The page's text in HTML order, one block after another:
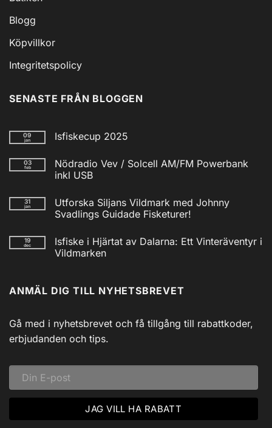
Blogg
Köpvillkor
Integritetspolicy
SENASTE FRÅN BLOGGEN
09
jan Isfiskecup 2025
till
Isfiskecup
2025
03
feb
Nödradio Vev / Solcell AM/FM Powerbank
inkl USB
till
Nödradio
Vev
AM/FM
Powerbank
inkl
31
jan
Utforska Siljans Vildmark med Johnny
Svadlings Guidade Fisketurer!
till
Utforska
Siljans
Svadlings
Guidade
19
dec
Isfiske i Hjärtat av Dalarna: Ett Vinteräventyr i
Vildmarken
Isfiske
i
Dalarna:
Ett
Vinteräventyr
i
ANMÄL DIG TILL NYHETSBREVET
Gå med i nyhetsbrevet och få tillgång till rabattkoder,
erbjudanden och tips.